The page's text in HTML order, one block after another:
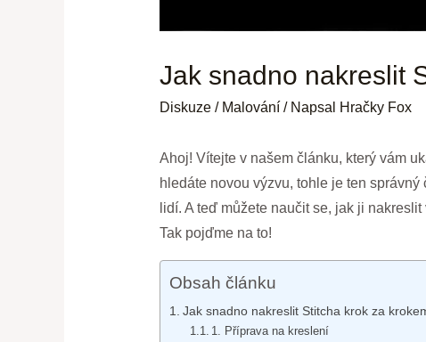
Jak snadno nakreslit
Diskuze / Malování/ Napsal Hračky Fox
Ahoj! Vítejte v našem článku, který vám
hledáte novou výzvu, tohle je ten
lidí. A teď můžete naučit se, jak ji
Tak pojďme na to!
Obsah článku
Jak snadno nakreslit Stitcha krok za
1. Příprava na kreslení